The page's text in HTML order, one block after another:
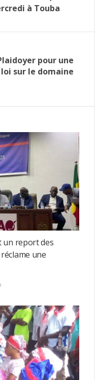
à Touba
Plaidoyer pour une
sur le domaine
un report des
réclame une